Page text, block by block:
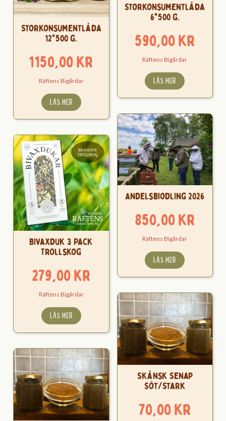
Storkonsumentlåda
6*500 g.
590,00kr
Räftens Bigårdar
LÄS MER
Storkonsumentlåda
12*500 g.
1150,00kr
Räftens Bigårdar
LÄS MER
Andelsbiodling 2026
850,00kr
Räftens Bigårdar
LÄS MER
Bivaxduk 3 Pack
Trollskog
279,00kr
Räftens Bigårdar
LÄS MER
Skånsk Senap
Söt/Stark
70,00kr